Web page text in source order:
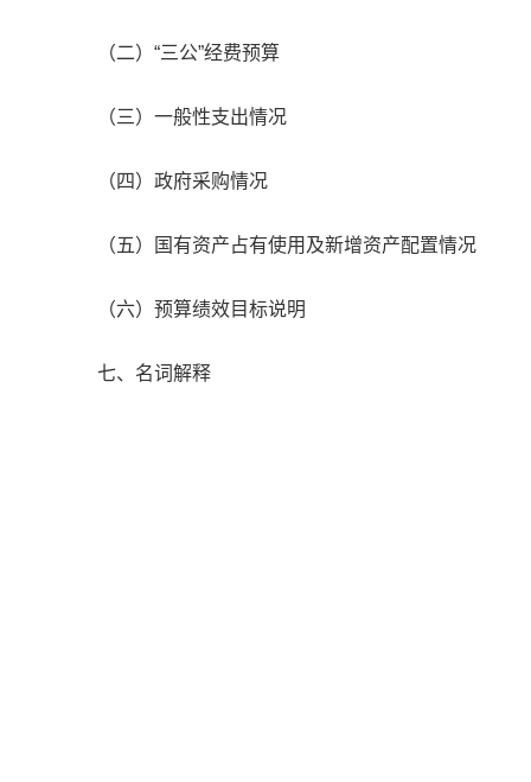
（二）“三公”经费预算
（三）一般性支出情况
（四）政府采购情况
（五）国有资产占有使用及新增资产配置情况
（六）预算绩效目标说明
七、名词解释